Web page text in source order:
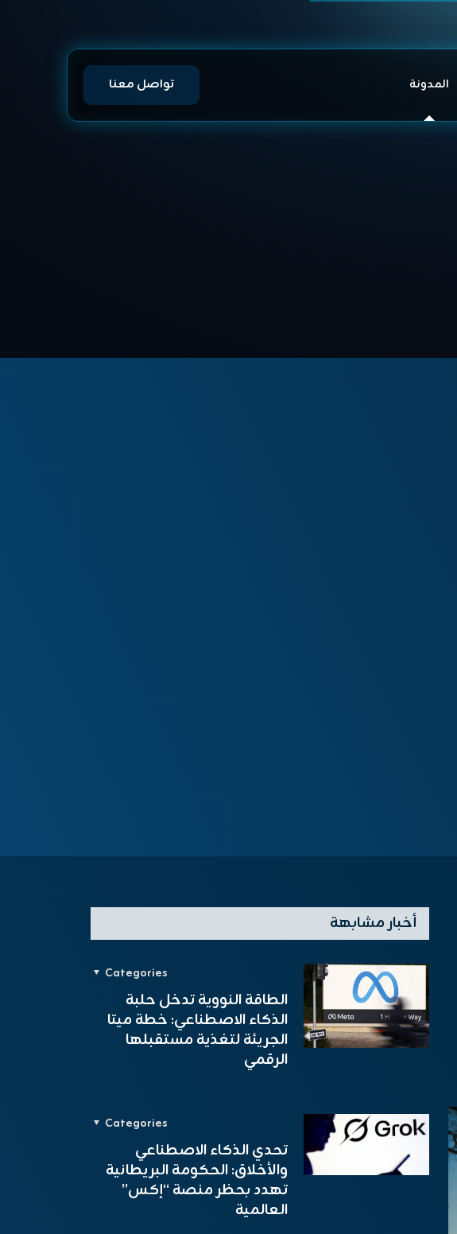
المدونة تواصل معنا
أخبار مشابهة
Categories
الطاقة النووية تدخل حلبة
الذكاء الاصطناعي: خطة ميتا
الجريئة لتغذية مستقبلها
الرقمي
Categories
تحدي الذكاء الاصطناعي
والأخلاق: الحكومة البريطانية
تهدد بحظر منصة “إكس”
العالمية